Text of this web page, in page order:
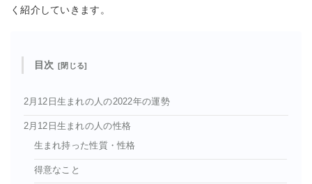
く紹介していきます。
目次
2月12日生まれの人の2022年の運勢
2月12日生まれの人の性格
生まれ持った性質・性格
得意なこと